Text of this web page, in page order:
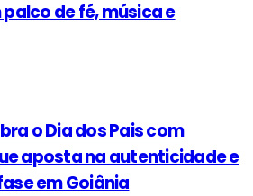
de fé, música e
o Dia dos Pais com
aposta na autenticidade e
em Goiânia